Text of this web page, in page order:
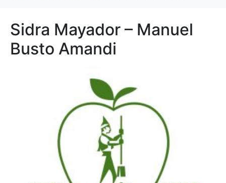
Sidra Mayador – Manuel
Busto Amandi